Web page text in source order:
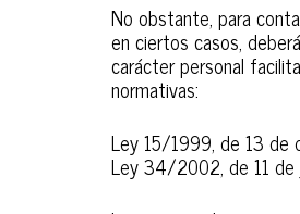
No obstante, para
en ciertos casos,
carácter personal
normativas:
Ley 15/1999, de 13 de
Ley 34/2002, de 11 de